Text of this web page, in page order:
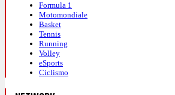
Formula 1
Motomondiale
Basket
Tennis
Running
Volley
eSports
Ciclismo